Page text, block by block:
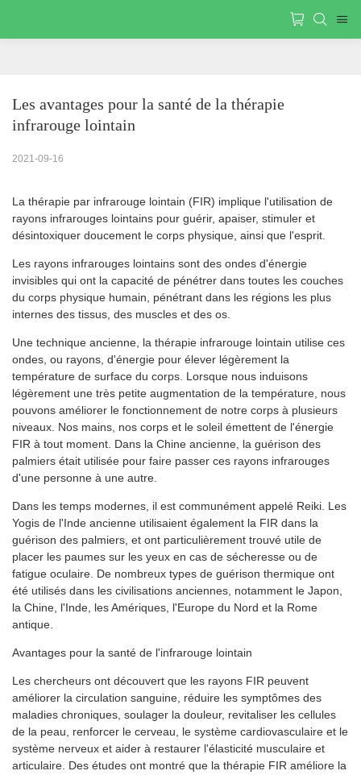
Les avantages pour la santé de la thérapie
infrarouge lointain
2021-09-16
La thérapie par infrarouge lointain (FIR) implique l'utilisation de
rayons infrarouges lointains pour guérir, apaiser, stimuler et
désintoxiquer doucement le corps physique, ainsi que l'esprit.
Les rayons infrarouges lointains sont des ondes d'énergie
invisibles qui ont la capacité de pénétrer dans toutes les couches
du corps physique humain, pénétrant dans les régions les plus
internes des tissus, des muscles et des os.
Une technique ancienne, la thérapie infrarouge lointain utilise ces
ondes, ou rayons, d'énergie pour élever légèrement la
température de surface du corps. Lorsque nous induisons
légèrement une très petite augmentation de la température, nous
pouvons améliorer le fonctionnement de notre corps à plusieurs
niveaux. Nos mains, nos corps et le soleil émettent de l'énergie
FIR à tout moment. Dans la Chine ancienne, la guérison des
palmiers était utilisée pour faire passer ces rayons infrarouges
d'une personne à une autre.
Dans les temps modernes, il est communément appelé Reiki. Les
Yogis de l'Inde ancienne utilisaient également la FIR dans la
guérison des palmiers, et ont particulièrement trouvé utile de
placer les paumes sur les yeux en cas de sécheresse ou de
fatigue oculaire. De nombreux types de guérison thermique ont
été utilisés dans les civilisations anciennes, notamment le Japon,
la Chine, l'Inde, les Amériques, l'Europe du Nord et la Rome
antique.
Avantages pour la santé de l'infrarouge lointain
Les chercheurs ont découvert que les rayons FIR peuvent
améliorer la circulation sanguine, réduire les symptômes des
maladies chroniques, soulager la douleur, revitaliser les cellules
de la peau, renforcer le cerveau, le système cardiovasculaire et le
système nerveux et aider à restaurer l'élasticité musculaire et
articulaire. Des études ont montré que la thérapie FIR améliore la